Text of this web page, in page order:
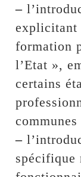
–
explicitant
formation
l’Etat »,
certains
communes
–
spécifique